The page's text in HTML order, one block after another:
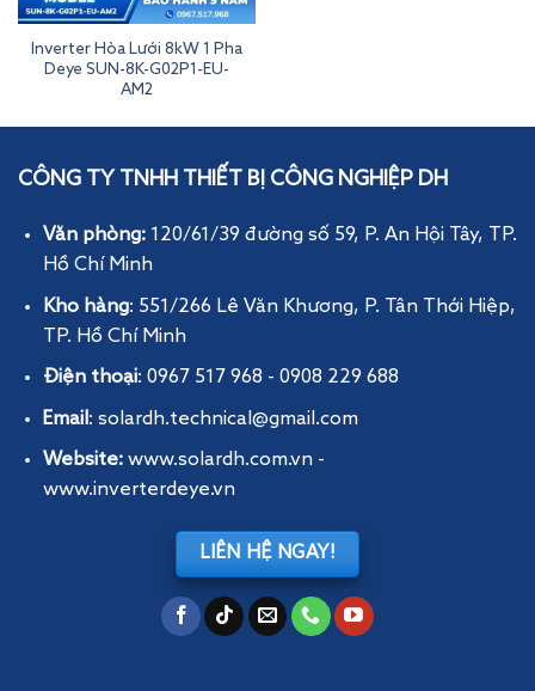
Inverter Hòa Lưới 8kW 1 Pha
Deye SUN-8K-G02P1-EU-
AM2
Inverterdeye
CÔNG TY TNHH THIẾT BỊ CÔNG NGHIỆP DH
Văn phòng: 120/61/39 đường số 59, P. An Hội Tây, TP.
Hồ Chí Minh
Kho hàng: 551/266 Lê Văn Khương, P. Tân Thới Hiệp,
TP. Hồ Chí Minh
Điện thoại: 0967 517 968 - 0908 229 688
Email : solardh.technical@gmail.com
Website: www.solardh.com.vn-
www.inverterdeye.vn
LIÊN HỆ NGAY!